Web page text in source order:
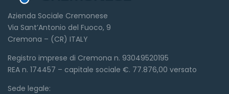
Azienda Sociale Cremonese
Via Sant’Antonio del Fuoco, 9
Cremona – (CR) ITALY
Registro imprese di Cremona n. 93049520195
REA n. 174457 – capitale sociale €. 77.876,00 versato
Sede legale: